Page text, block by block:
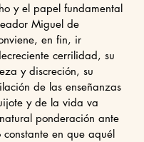
y el papel fundamental
Miguel de
en fin, ir
cerrilidad, su
y discreción, su
de las enseñanzas
y de la vida va
ponderación ante
en que aquél